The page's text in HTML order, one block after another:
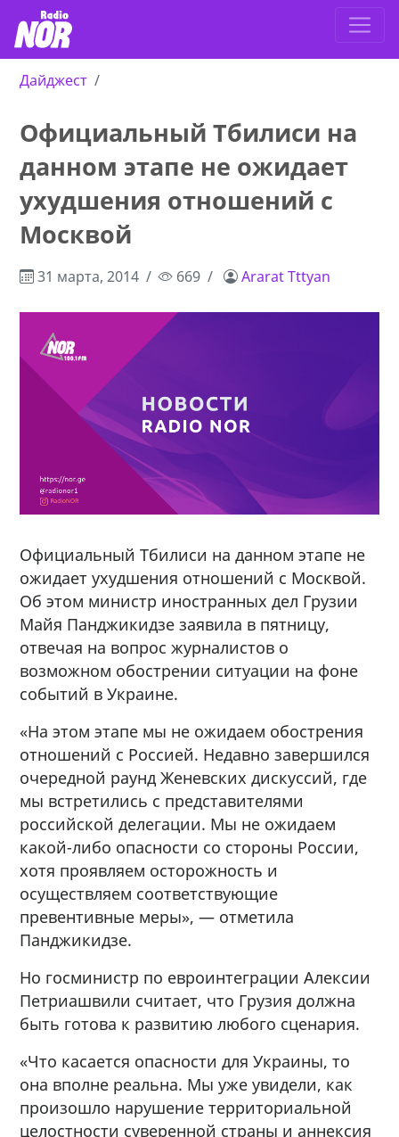
Дайджест
Официальный Тбилиси на
данном этапе не ожидает
ухудшения отношений с
Москвой
31 марта, 2014 669 Ararat Tttyan
Официальный Тбилиси на данном этапе не
ожидает ухудшения отношений с Москвой.
Об этом миниcтр иностранных дел Грузии
Майя Панджикидзе заявила в пятницу,
отвечая на вопрос журналистов о
возможном обострении ситуации на фоне
событий в Украине.
«На этом этапе мы не ожидаем обострения
отношений с Россией. Недавно завершился
очередной раунд Женевских дискуссий, где
мы встретились с представителями
российской делегации. Мы не ожидаем
какой-либо опасности со стороны России,
хотя проявляем осторожность и
осуществляем соответствующие
превентивные меры», — отметила
Панджикидзе.
Но госминистр по евроинтеграции Алексии
Петриашвили считает, что Грузия должна
быть готова к развитию любого сценария.
«Что касается опасности для Украины, то
она вполне реальна. Мы уже увидели, как
произошло нарушение территориальной
целостности суверенной страны и аннексия